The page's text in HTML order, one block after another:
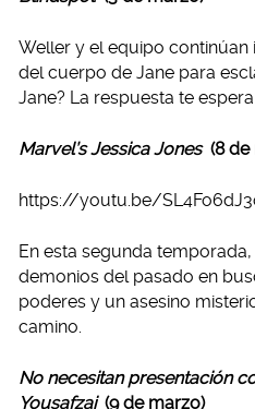
Weller y el equipo
del cuerpo de Jane para
Jane? La respuesta te
Marvel’s Jessica Jones (8 de
https://youtu.be/
En esta segunda
demonios del pasado en
poderes y un asesino
camino.
No necesitan presentación
Yousafzai (9 de marzo)